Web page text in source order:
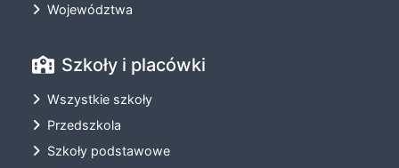
Województwa
Szkoły i placówki
Wszystkie szkoły
Przedszkola
Szkoły podstawowe